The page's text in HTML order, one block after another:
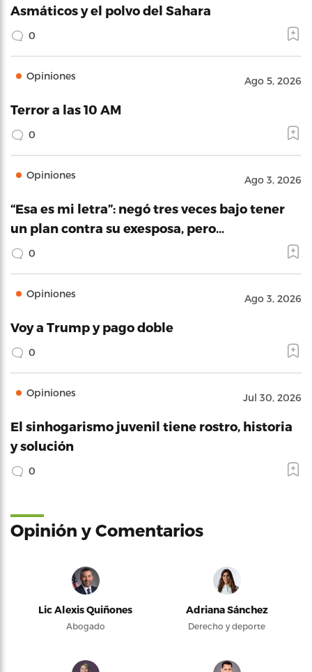
Asmáticos y el polvo del Sahara
0
Opiniones Ago 5, 2026
Terror a las 10 AM
0
Opiniones Ago 3, 2026
“Esa es mi letra”: negó tres veces bajo tener
un plan contra su exesposa, pero…
0
Opiniones Ago 3, 2026
Voy a Trump y pago doble
0
Opiniones Jul 30, 2026
El sinhogarismo juvenil tiene rostro, historia
y solución
0
Opinión y Comentarios
Lic Alexis Quiñones
Abogado
Adriana Sánchez
Derecho y deporte